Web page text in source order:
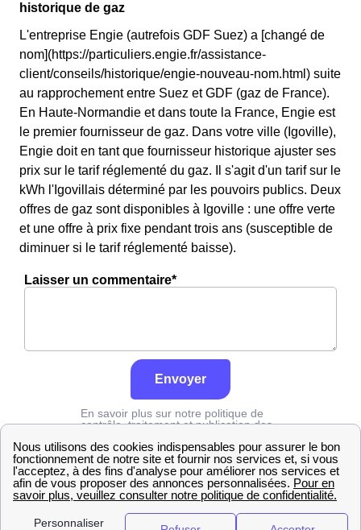
historique de gaz
L'entreprise Engie (autrefois GDF Suez) a [changé de
nom](https://particuliers.engie.fr/assistance-
client/conseils/historique/engie-nouveau-nom.html) suite
au rapprochement entre Suez et GDF (gaz de France).
En Haute-Normandie et dans toute la France, Engie est
le premier fournisseur de gaz. Dans votre ville (Igoville),
Engie doit en tant que fournisseur historique ajuster ses
prix sur le tarif réglementé du gaz. Il s'agit d'un tarif sur le
kWh l'Igovillais déterminé par les pouvoirs publics. Deux
offres de gaz sont disponibles à Igoville : une offre verte
et une offre à prix fixe pendant trois ans (susceptible de
diminuer si le tarif réglementé baisse).
Laisser un commentaire*
Envoyer
En savoir plus sur notre politique de
contrôle, traitement et publication des
Engie Eure Igoville